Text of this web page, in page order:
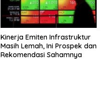
Kinerja Emiten Infrastruktur
Masih Lemah, Ini Prospek dan
Rekomendasi Sahamnya